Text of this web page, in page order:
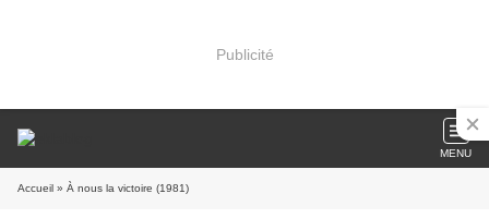
Publicité
MENU
Accueil » À nous la victoire (1981)